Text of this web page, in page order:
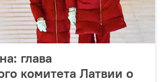
глава
комитета Латвии о